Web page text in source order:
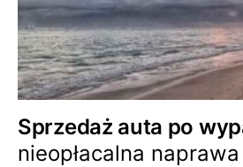
Sprzedaż auta po
nieopłacalna naprawa